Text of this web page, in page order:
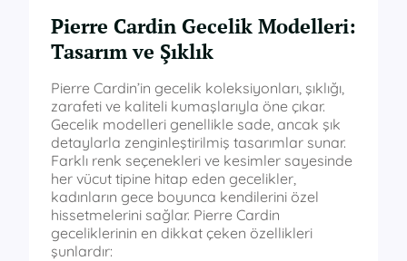
Pierre Cardin Gecelik Modelleri:
Tasarım ve Şıklık
Pierre Cardin’in gecelik koleksiyonları, şıklığı,
zarafeti ve kaliteli kumaşlarıyla öne çıkar.
Gecelik modelleri genellikle sade, ancak şık
detaylarla zenginleştirilmiş tasarımlar sunar.
Farklı renk seçenekleri ve kesimler sayesinde
her vücut tipine hitap eden gecelikler,
kadınların gece boyunca kendilerini özel
hissetmelerini sağlar. Pierre Cardin
geceliklerinin en dikkat çeken özellikleri
şunlardır: